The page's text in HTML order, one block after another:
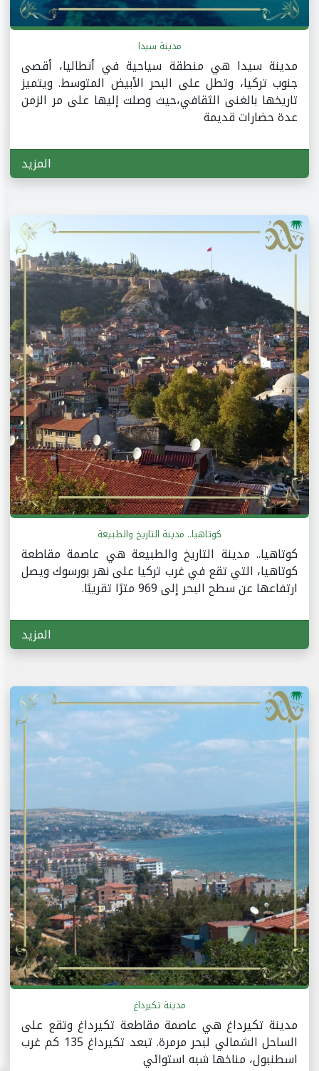
مدينة سيدا
مدينة سيدا هي منطقة سياحية في أنطاليا، أقصى
جنوب تركيا، وتطل على البحر الأبيض المتوسط. ويتميز
تاريخها بالغنى الثقافي،حيث وصلت إليها على مر الزمن
عدة حضارات قديمة
المزيد
كوتاهيا.. مدينة التاريخ والطبيعة
كوتاهيا.. مدينة التاريخ والطبيعة هي عاصمة مقاطعة
كوتاهيا، التي تقع في غرب تركيا على نهر بورسوك ويصل
ارتفاعها عن سطح البحر إلى 969 مترًا تقريبًا.
المزيد
مدينة تكيرداغ
مدينة تكيرداغ هي عاصمة مقاطعة تكيرداغ وتقع على
الساحل الشمالي لبحر مرمرة. تبعد تكيرداغ 135 كم غرب
اسطنبول، مناخها شبه استوائي